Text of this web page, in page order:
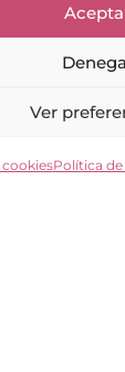
Ver
Política
Enlaces
Cuidados del
Los clientes